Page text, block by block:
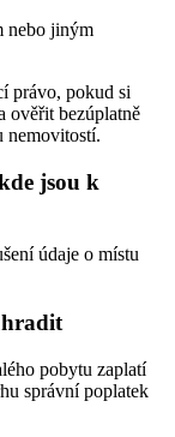
nebo jiným
právo, pokud si
ověřit bezúplatně
nemovitostí.
jsou k
údaje o místu
pobytu zaplatí
správní poplatek